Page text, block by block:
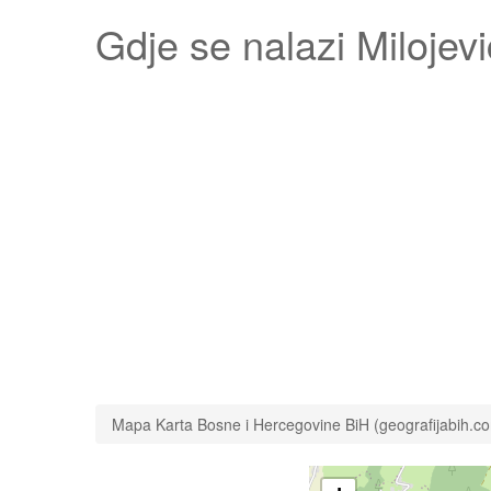
Gdje se nalazi
Mapa Karta Bosne i Hercegovine BiH